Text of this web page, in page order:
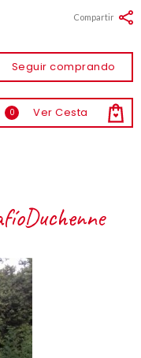
Seguir comprando
0 Ver Cesta
Compartir